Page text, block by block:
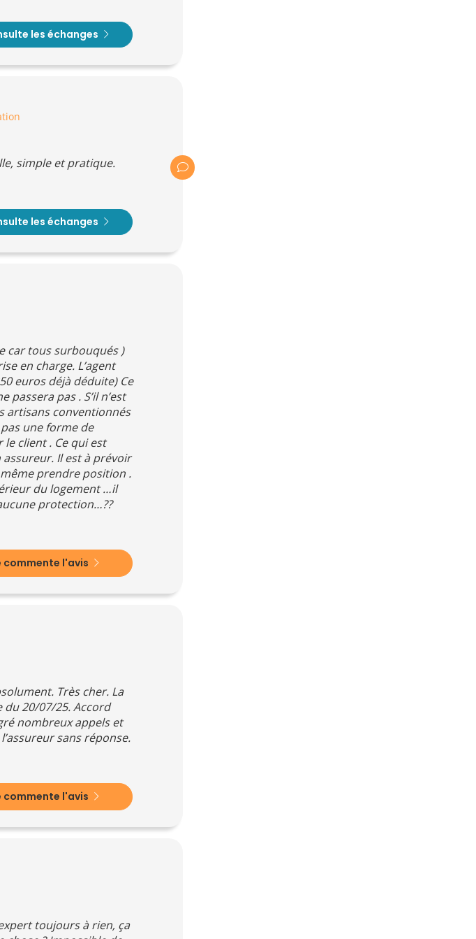
les échanges
simple et pratique.
les échanges
car tous surbouqués )
en charge. L’agent
euros déjà déduite) Ce
pas . S’il n’est
artisans conventionnés
une forme de
client . Ce qui est
assureur. Il est à prévoir
prendre position .
du logement …il
protection…??
commente l'avis
Très cher. La
du 20/07/25. Accord
nombreux appels et
sans réponse.
commente l'avis
toujours à rien, ça